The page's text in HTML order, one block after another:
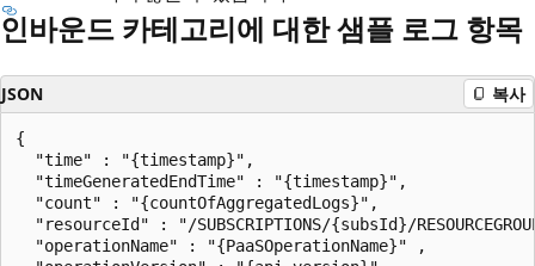
인바운드 카테고리에 대한 샘플 로그 항목
JSON 복사
{
  "time" : "{timestamp}",
  "timeGeneratedEndTime" : "{timestamp}",
  "count" : "{countOfAggregatedLogs}",
"resourceId" : "/SUBSCRIPTIONS/{subsId}/
  "operationName" : "{PaaSOperationName}" ,